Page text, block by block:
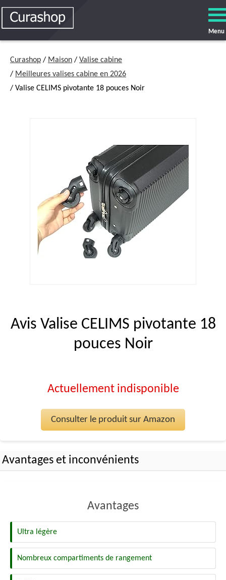
Menu
Curashop / Maison / Valise cabine
/ Meilleures valises cabine en 2026
/ Valise CELIMS pivotante 18 pouces Noir
Avis Valise CELIMS pivotante 18
pouces Noir
Actuellement indisponible
Consulter le produit sur Amazon
Avantages et inconvénients
Avantages
Ultra légère
Nombreux compartiments de rangement